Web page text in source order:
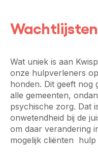
Wat uniek is aan
onze hulpverleners
honden. Dit geeft nog
alle gemeenten,
psychische zorg. Dat
onwetendheid bij de
om daar verandering
mogelijk cliënten